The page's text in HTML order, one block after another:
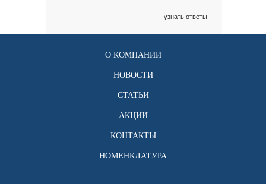
узнать ответы
О КОМПАНИИ
НОВОСТИ
СТАТЬИ
АКЦИИ
КОНТАКТЫ
НОМЕНКЛАТУРА